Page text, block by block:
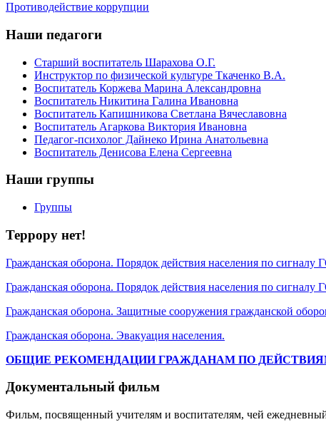
Противодействие коррупции
Наши педагоги
Старший воспитатель Шарахова О.Г.
Инструктор по физической культуре Ткаченко В.А.
Воспитатель Коржева Марина Александровна
Воспитатель Никитина Галина Ивановна
Воспитатель Капишникова Светлана Вячеславовна
Воспитатель Агаркова Виктория Ивановна
Педагог-психолог Дайнеко Ирина Анатольевна
Воспитатель Денисова Елена Сергеевна
Наши группы
Группы
Террору нет!
Гражданская оборона. Порядок действия населения по
Гражданская оборона. Порядок действия населения по сигналу
Гражданская оборона. Защитные сооружения гражданской
Гражданская оборона. Эвакуация населения.
ОБЩИЕ РЕКОМЕНДАЦИИ ГРАЖДАНАМ ПО
Документальный фильм
Фильм, посвященный учителям и воспитателям, чей